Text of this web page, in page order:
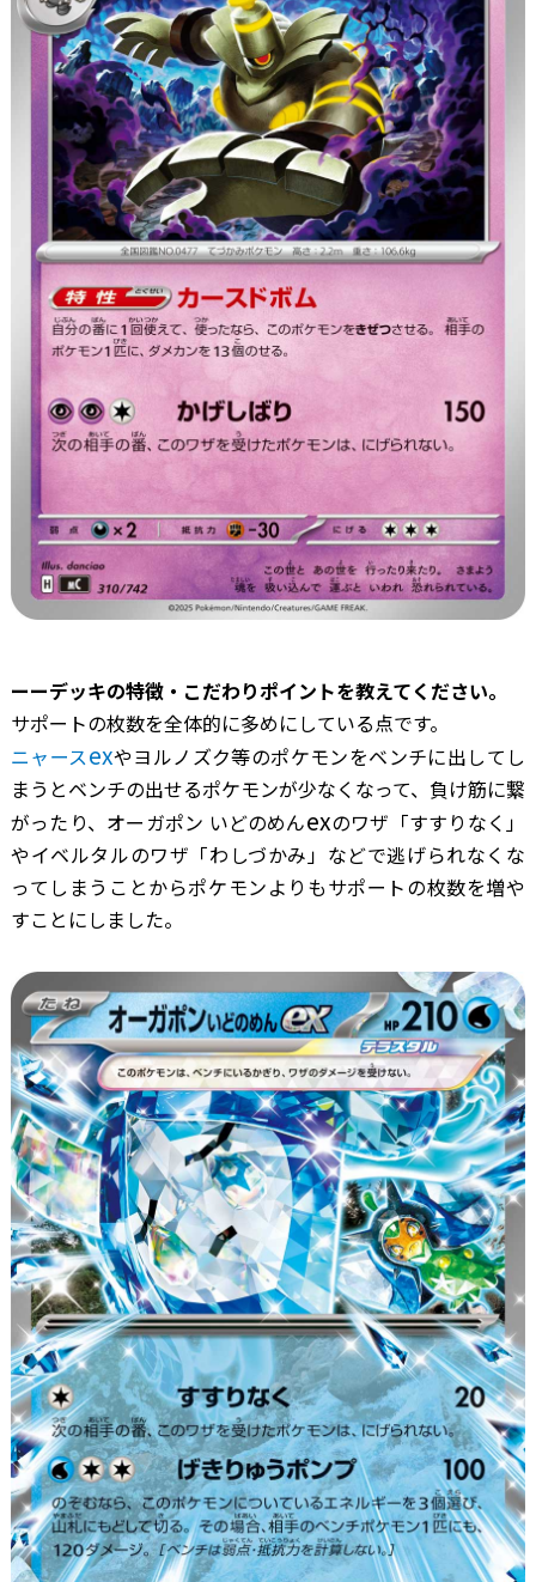
ーーデッキの特徴・こだわりポイントを教えてください。
サポートの枚数を全体的に多めにしている点です。
ニャースexやヨルノズク等のポケモンをベンチに出してし
まうとベンチの出せるポケモンが少なくなって、負け筋に繋
がったり、オーガポン いどのめんexのワザ「すすりなく」
やイベルタルのワザ「わしづかみ」などで逃げられなくな
ってしまうことからポケモンよりもサポートの枚数を増や
すことにしました。